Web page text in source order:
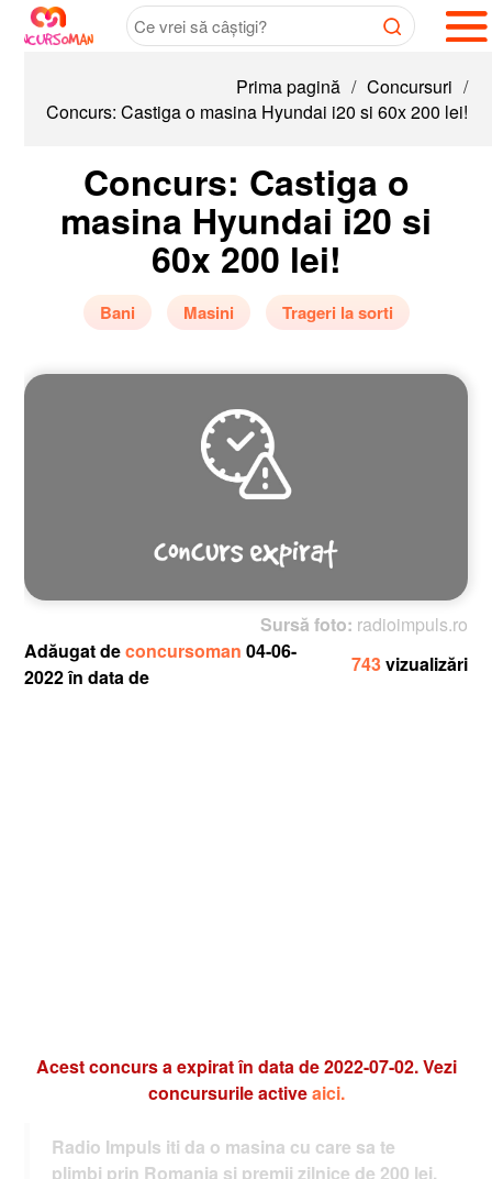
Prima pagină / Concursuri /
Concurs: Castiga o masina Hyundai i20 si 60x 200 lei!
Concurs: Castiga o
masina Hyundai i20 si
60x 200 lei!
Bani Masini Trageri la sorti
Sursă foto:radioimpuls.ro
Adăugat deconcursoman04-06-
2022 în data de
743vizualizări
Acest concurs a expirat în data de 2022-07-02. Vezi
concursurile activeaici.
Radio Impuls iti da o masina cu care sa te
plimbi prin Romania si premii zilnice de 200 lei.